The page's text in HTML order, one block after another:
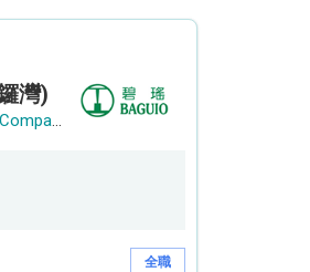
灣)
Baguio Cleaning Services Company Limited
全職